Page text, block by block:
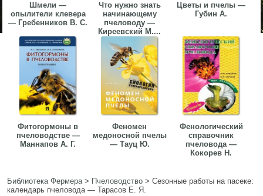
Шмели —
опылители клевера
— Гребенников В. С.
Что нужно знать
начинающему
пчеловоду —
Киреевский М....
Цветы и пчелы —
Губин А.
Фитогормоны в
пчеловодстве —
Маннапов А. Г.
Феномен
медоносной пчелы
— Тауц Ю.
Фенологический
справочник
пчеловода —
Кокорев Н.
Библиотека Фермера> Пчеловодство >Сезонные работы на пасеке:
календарь пчеловода — Тарасов Е. Я.